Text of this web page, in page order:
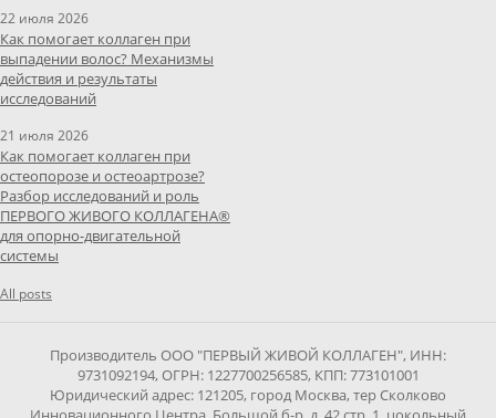
22 июля 2026
Как помогает коллаген при
выпадении волос? Механизмы
действия и результаты
исследований
21 июля 2026
Как помогает коллаген при
остеопорозе и остеоартрозе?
Разбор исследований и роль
ПЕРВОГО ЖИВОГО КОЛЛАГЕНА®
для опорно-двигательной
системы
All posts
Производитель ООО "ПЕРВЫЙ ЖИВОЙ КОЛЛАГЕН", ИНН:
9731092194, ОГРН: 1227700256585, КПП: 773101001
Юридический адрес: 121205, город Москва, тер Сколково